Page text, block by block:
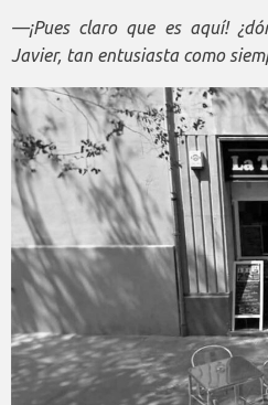
—¡Pues claro que es aquí!
Javier, tan entusiasta como